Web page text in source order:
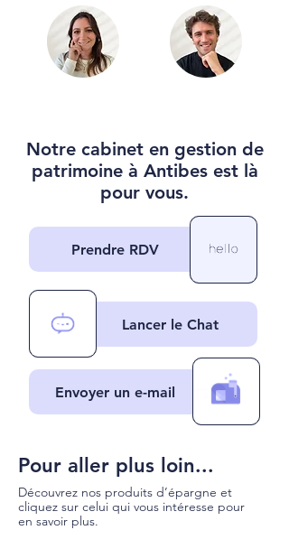
Notre cabinet en gestion de
patrimoine à Antibes est là
pour vous.
Prendre RDV
Lancer le Chat
Envoyer un e-mail
Pour aller plus loin...
Découvrez nos produits d’épargne et
cliquez sur celui qui vous intéresse pour
en savoir plus.